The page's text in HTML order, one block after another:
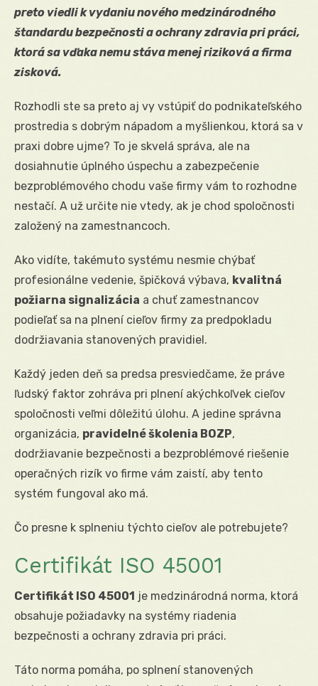
preto viedli k vydaniu nového medzinárodného
štandardu bezpečnosti a ochrany zdravia pri práci,
ktorá sa vďaka nemu stáva menej riziková a firma
zisková.
Rozhodli ste sa preto aj vy vstúpiť do podnikateľského
prostredia s dobrým nápadom a myšlienkou, ktorá sa v
praxi dobre ujme? To je skvelá správa, ale na
dosiahnutie úplného úspechu a zabezpečenie
bezproblémového chodu vaše firmy vám to rozhodne
nestačí. A už určite nie vtedy, ak je chod spoločnosti
založený na zamestnancoch.
Ako vidíte, takémuto systému nesmie chýbať
profesionálne vedenie, špičková výbava, kvalitná
požiarna signalizácia a chuť zamestnancov
podieľať sa na plnení cieľov firmy za predpokladu
dodržiavania stanovených pravidiel.
Každý jeden deň sa predsa presviedčame, že práve
ľudský faktor zohráva pri plnení akýchkoľvek cieľov
spoločnosti veľmi dôležitú úlohu. A jedine správna
organizácia, pravidelné školenia BOZP,
dodržiavanie bezpečnosti a bezproblémové riešenie
operačných rizík vo firme vám zaistí, aby tento
systém fungoval ako má.
Čo presne k splneniu týchto cieľov ale potrebujete?
Certifikát ISO 45001
Certifikát ISO 45001 je medzinárodná norma, ktorá
obsahuje požiadavky na systémy riadenia
bezpečnosti a ochrany zdravia pri práci.
Táto norma pomáha, po splnení stanovených